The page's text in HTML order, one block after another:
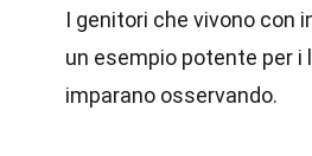
I genitori che vivono con
un esempio potente per i
imparano osservando.